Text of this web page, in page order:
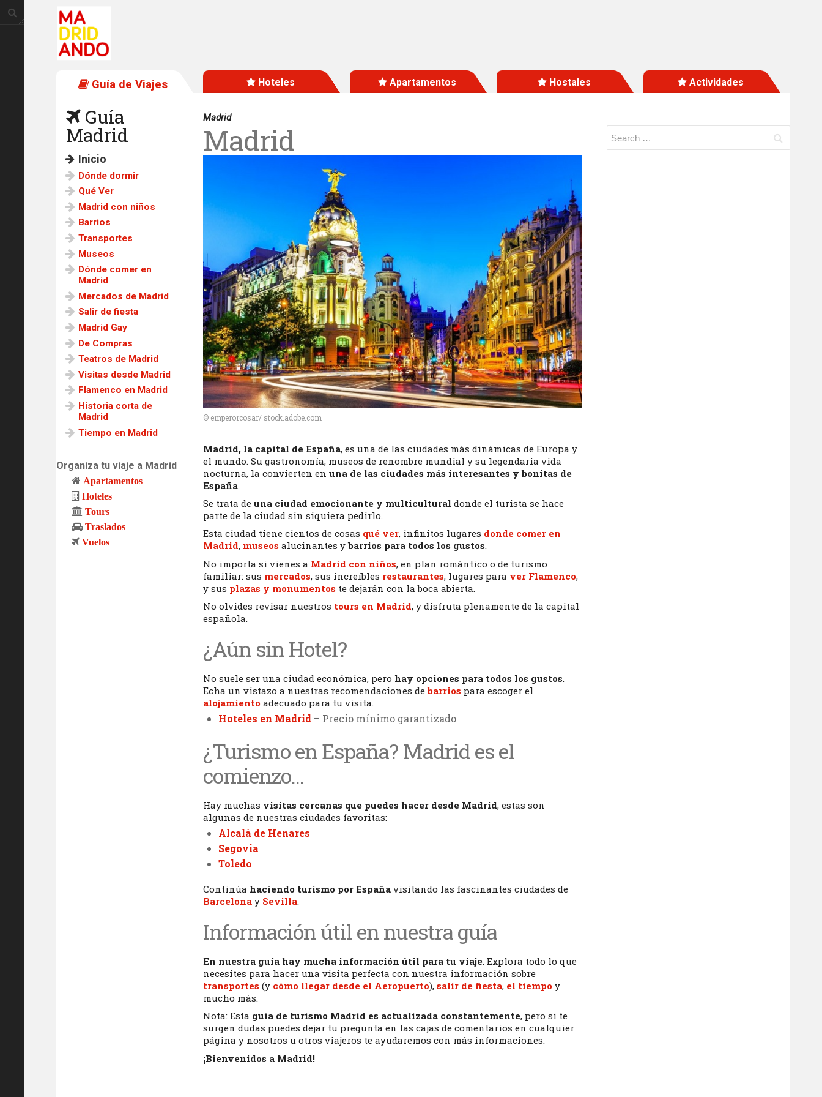
Guía
Madrid
Inicio
Dónde dormir
Qué Ver
Madrid con niños
Barrios
Transportes
Museos
Dónde comer en
Madrid
Mercados de Madrid
Salir de fiesta
Madrid Gay
De Compras
Teatros de Madrid
Visitas desde Madrid
Flamenco en Madrid
Historia corta de
Madrid
Tiempo en Madrid
Organiza tu viaje a Madrid
Apartamentos
Hoteles
Tours
Traslados
Vuelos
Guía de Viajes Hoteles Apartamentos Hostales Actividades
Madrid
Madrid
© emperorcosar/ stock.adobe.com
Madrid, la capital de España, es una de las ciudades más dinámicas de Europa y
el mundo. Su gastronomía, museos de renombre mundial y su legendaria vida
nocturna, la convierten en una de las ciudades más interesantes y bonitas de
España.
Se trata de una ciudad emocionante y multicultural donde el turista se hace
parte de la ciudad sin siquiera pedirlo.
Esta ciudad tiene cientos de cosas qué ver, infinitos lugares donde comer en
Madrid, museos alucinantes ybarrios para todos los gustos.
No importa si vienes a Madrid con niños, en plan romántico o de turismo
familiar: sus mercados, sus increíbles restaurantes, lugares para ver Flamenco,
y sus plazas y monumentos te dejarán con la boca abierta.
No olvides revisar nuestros tours en Madrid, y disfruta plenamente de la capital
española.
¿Aún sin Hotel?
No suele ser una ciudad económica, pero hay opciones para todos los gustos.
Echa un vistazo a nuestras recomendaciones debarrios para escoger el
alojamiento adecuado para tu visita.
Hoteles en Madrid – Precio mínimo garantizado
¿Turismo en España? Madrid es el
comienzo…
Hay muchas visitas cercanas que puedes hacer desde Madrid, estas son
algunas de nuestras ciudades favoritas:
Alcalá de Henares
Segovia
Toledo
Continúa haciendo turismo por España visitando las fascinantes ciudades de
Barcelona y Sevilla.
Información útil en nuestra guía
En nuestra guía hay mucha información útil para tu viaje. Explora todo lo que
necesites para hacer una visita perfecta con nuestra información sobre
transportes (y cómo llegar desde el Aeropuerto), salir de fiesta, el tiempo y
mucho más.
Nota: Esta guía de turismo Madrid es actualizada constantemente, pero si te
surgen dudas puedes dejar tu pregunta en las cajas de comentarios en cualquier
página y nosotros u otros viajeros te ayudaremos con más informaciones.
¡Bienvenidos a Madrid!